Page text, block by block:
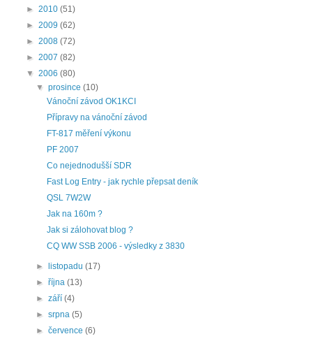
► 2010 (51)
► 2009 (62)
► 2008 (72)
► 2007 (82)
▼ 2006 (80)
▼prosince(10)
Vánoční závod OK1KCI
Přípravy na vánoční závod
FT-817 měření výkonu
PF 2007
Co nejednodušší SDR
Fast Log Entry - jak rychle přepsat deník
QSL 7W2W
Jak na 160m ?
Jak si zálohovat blog ?
CQ WW SSB 2006 - výsledky z 3830
► listopadu(17)
►října(13)
►září(4)
►srpna(5)
►července(6)